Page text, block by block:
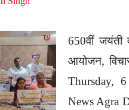
650वीं जयंती
आयोजन,
Thursday,
News Agra